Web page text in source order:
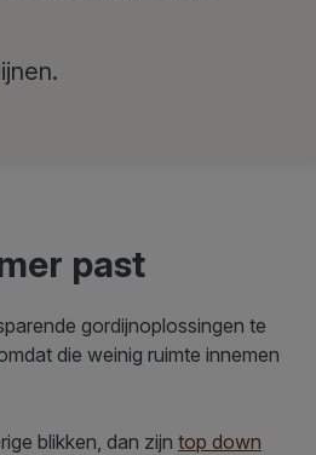
past
gordijnoplossingen te
omdat die weinig ruimte innemen
blikken, dan zijn top down